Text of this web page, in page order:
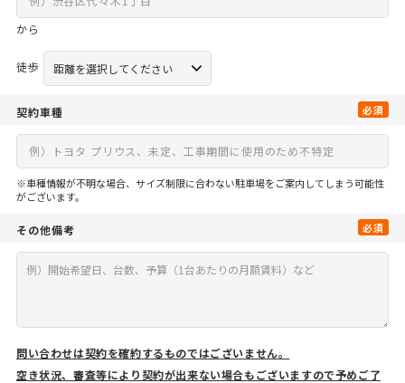
から
徒歩
契約車種 必須
※車種情報が不明な場合、サイズ制限に合わない駐車場をご案内してしまう可能性
がございます。
その他備考 必須
問い合わせは契約を確約するものではございません。
空き状況、審査等により契約が出来ない場合もございますので予めご了